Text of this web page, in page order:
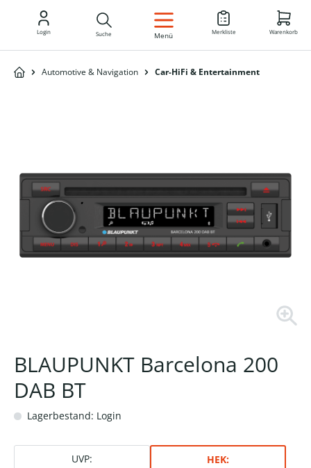
DE
Login Suche Menü Merkliste Warenkorb
Automotive & Navigation Car-HiFi & Entertainment
BLAUPUNKT Barcelona 200
DAB BT
Lagerbestand: Login
UVP: HEK: